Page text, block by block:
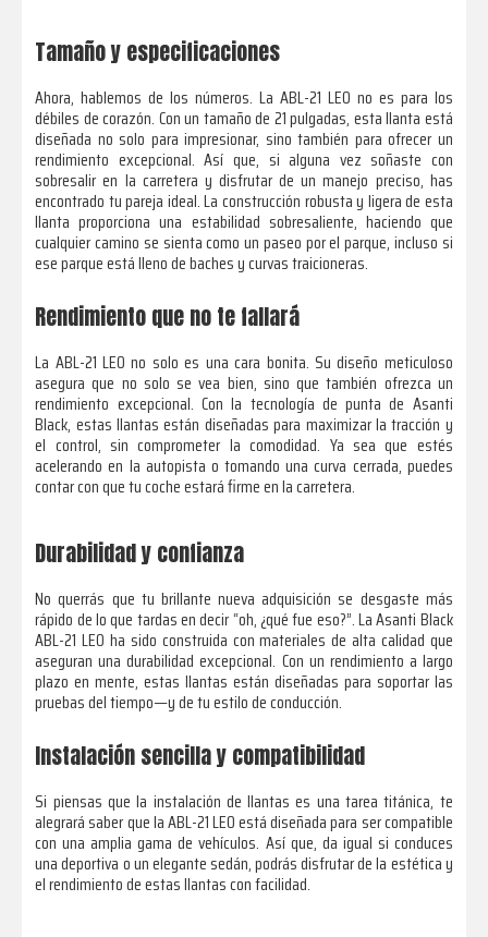
Tamaño y especificaciones
Ahora, hablemos de los números. La ABL-21 LEO no es para los
débiles de corazón. Con un tamaño de 21 pulgadas, esta llanta está
diseñada no solo para impresionar, sino también para ofrecer un
rendimiento excepcional. Así que, si alguna vez soñaste con
sobresalir en la carretera y disfrutar de un manejo preciso, has
encontrado tu pareja ideal. La construcción robusta y ligera de esta
llanta proporciona una estabilidad sobresaliente, haciendo que
cualquier camino se sienta como un paseo por el parque, incluso si
ese parque está lleno de baches y curvas traicioneras.
Rendimiento que no te fallará
La ABL-21 LEO no solo es una cara bonita. Su diseño meticuloso
asegura que no solo se vea bien, sino que también ofrezca un
rendimiento excepcional. Con la tecnología de punta de Asanti
Black, estas llantas están diseñadas para maximizar la tracción y
el control, sin comprometer la comodidad. Ya sea que estés
acelerando en la autopista o tomando una curva cerrada, puedes
contar con que tu coche estará firme en la carretera.
Durabilidad y confianza
No querrás que tu brillante nueva adquisición se desgaste más
rápido de lo que tardas en decir “oh, ¿qué fue eso?”. La Asanti Black
ABL-21 LEO ha sido construida con materiales de alta calidad que
aseguran una durabilidad excepcional. Con un rendimiento a largo
plazo en mente, estas llantas están diseñadas para soportar las
pruebas del tiempo—y de tu estilo de conducción.
Instalación sencilla y compatibilidad
Si piensas que la instalación de llantas es una tarea titánica, te
alegrará saber que la ABL-21 LEO está diseñada para ser compatible
con una amplia gama de vehículos. Así que, da igual si conduces
una deportiva o un elegante sedán, podrás disfrutar de la estética y
el rendimiento de estas llantas con facilidad.